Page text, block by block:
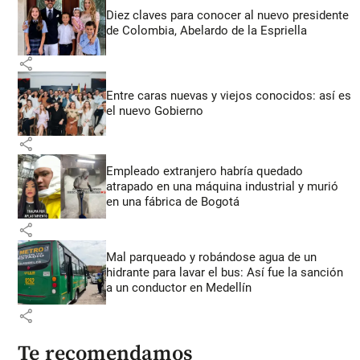
Diez claves para conocer al nuevo presidente
de Colombia, Abelardo de la Espriella
share
Entre caras nuevas y viejos conocidos: así es
el nuevo Gobierno
share
Empleado extranjero habría quedado
atrapado en una máquina industrial y murió
en una fábrica de Bogotá
share
Mal parqueado y robándose agua de un
hidrante para lavar el bus: Así fue la sanción
a un conductor en Medellín
share
Te recomendamos